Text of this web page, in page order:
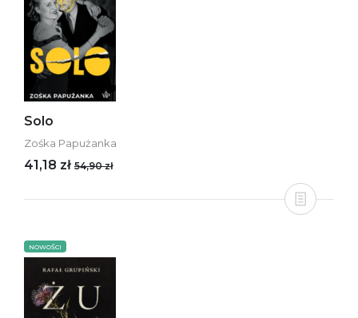
Solo
Zośka Papużanka
41,18 zł 54,90 zł
NOWOŚCI